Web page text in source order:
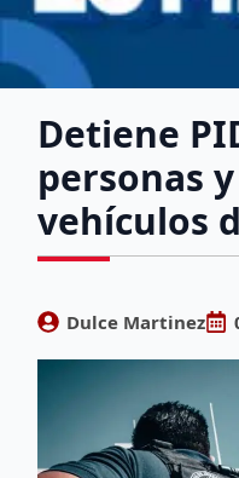
Detiene
personas
vehículos
Dulce Martinez